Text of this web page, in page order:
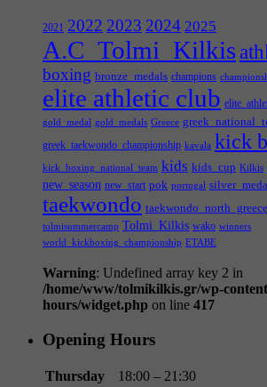
2021 2022 2023 2024 2025
A.C_Tolmi_Kilkis
boxing bronze_medals champions
elite athletic club
gold_medal gold_medals Greece
greek_taekwondo_championship kavala kick
kick_boxing_national_team kids kids_cup Kilkis
new_season new_start pok portugal
taekwondo taekwondo_north_greece
tolmisummercamp Tolmi_Kilkis wako winners
world_kickboxing_championship ΕΤΑΒΕ
Warning: Undefined array key 2 in
/home/www/tolmikilkis.gr/wp-
hours/widget.php on line 417
Opening Hours
Thursday
18:00 – 21:30